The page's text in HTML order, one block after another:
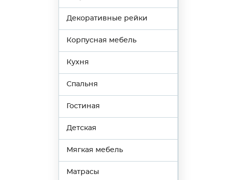
Декоративные рейки
Корпусная мебель
Кухня
Спальня
Гостиная
Детская
Мягкая мебель
Матрасы